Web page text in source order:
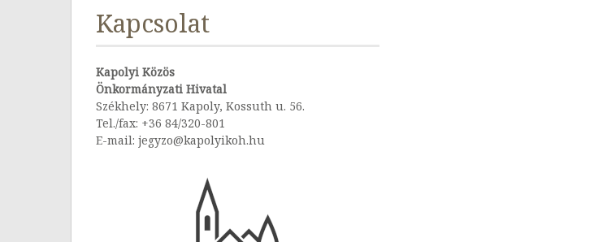
Kapcsolat
Kapolyi Közös
Önkormányzati Hivatal
Székhely: 8671 Kapoly, Kossuth u. 56.
Tel./fax: +36 84/320-801
E-mail: jegyzo@kapolyikoh.hu